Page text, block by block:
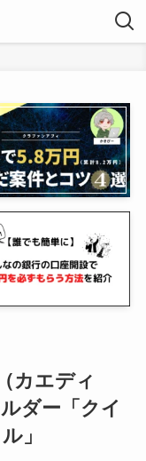
カエディ
ダー「クイ
」